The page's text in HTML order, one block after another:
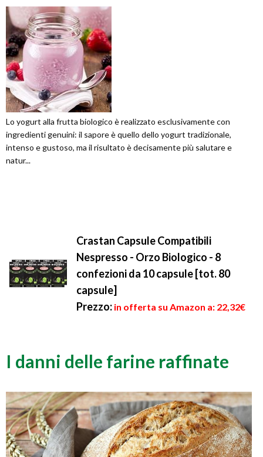
Lo yogurt alla frutta biologico è realizzato esclusivamente con
ingredienti genuini: il sapore è quello dello yogurt tradizionale,
intenso e gustoso, ma il risultato è decisamente più salutare e
natur...
Crastan Capsule Compatibili
Nespresso - Orzo Biologico - 8
confezioni da 10 capsule [tot. 80
capsule]
Prezzo: in offerta su Amazon a: 22,32€
I danni delle farine raffinate